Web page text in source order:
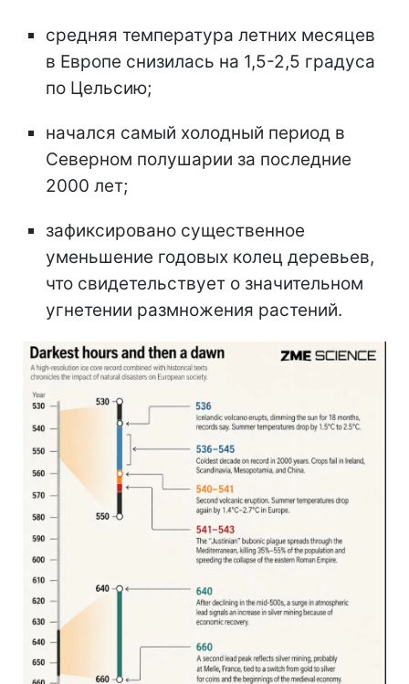
средняя температура летних месяцев
в Европе снизилась на 1,5-2,5 градуса
по Цельсию;
начался самый холодный период в
Северном полушарии за последние
2000 лет;
зафиксировано существенное
уменьшение годовых колец деревьев,
что свидетельствует о значительном
угнетении размножения растений.